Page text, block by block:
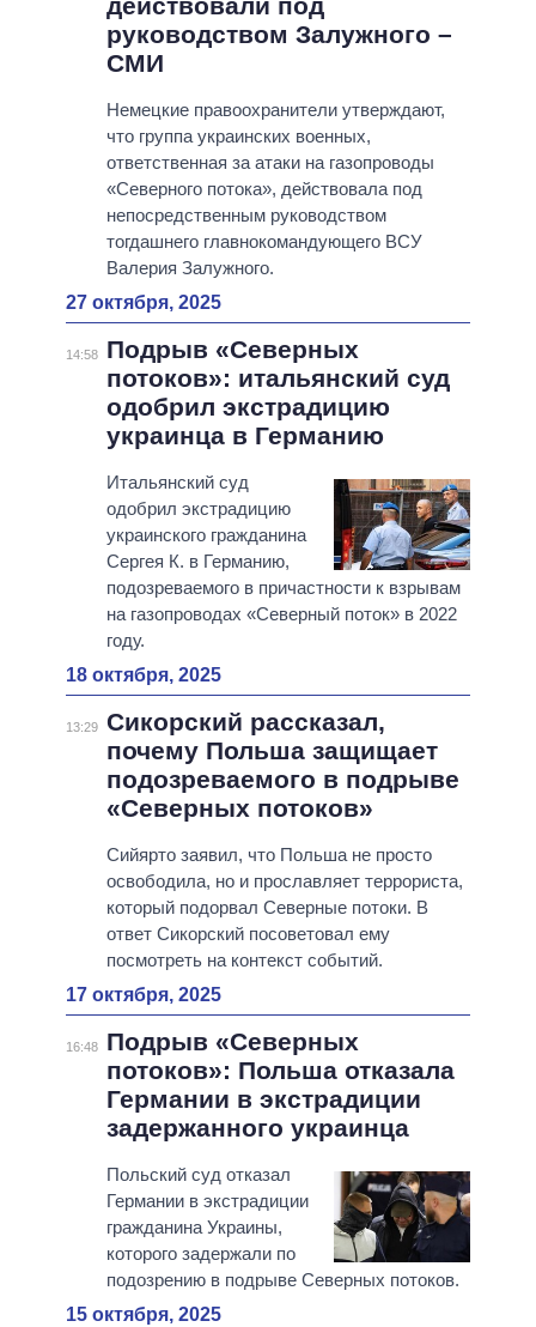
действовали под
руководством Залужного –
СМИ
Немецкие правоохранители утверждают,
что группа украинских военных,
ответственная за атаки на газопроводы
«Северного потока», действовала под
непосредственным руководством
тогдашнего главнокомандующего ВСУ
Валерия Залужного.
27 октября, 2025
14:58
Подрыв «Северных
потоков»: итальянский суд
одобрил экстрадицию
украинца в Германию
Итальянский суд
одобрил экстрадицию
украинского гражданина
Сергея К. в Германию,
подозреваемого в причастности к взрывам
на газопроводах «Северный поток» в 2022
году.
18 октября, 2025
13:29 Сикорский рассказал,
почему Польша защищает
подозреваемого в подрыве
«Северных потоков»
Сийярто заявил, что Польша не просто
освободила, но и прославляет террориста,
который подорвал Северные потоки. В
ответ Сикорский посоветовал ему
посмотреть на контекст событий.
17 октября, 2025
16:48
Подрыв «Северных
потоков»: Польша отказала
Германии в экстрадиции
задержанного украинца
Польский суд отказал
Германии в экстрадиции
гражданина Украины,
которого задержали по
подозрению в подрыве Северных потоков.
15 октября, 2025